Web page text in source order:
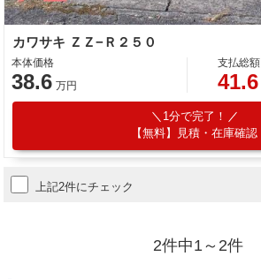
カワサキ ＺＺ−Ｒ２５０
本体価格
38.6 万円
支払総額
41.6
1分で完了！
【無料】見積・在庫確認
上記2件にチェック
2件中1～2件